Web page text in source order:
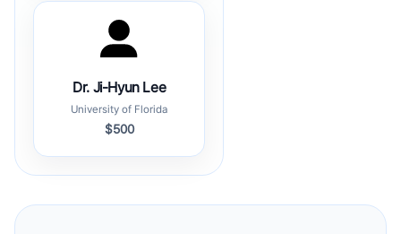
Dr. Ji-Hyun Lee
University of Florida
$500